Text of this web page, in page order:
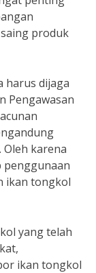
produk
harus dijaga
Pengawasan
karena
penggunaan
ikan tongkol
yang telah
ikan tongkol